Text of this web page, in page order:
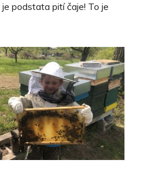
podstata pití čaje! To je